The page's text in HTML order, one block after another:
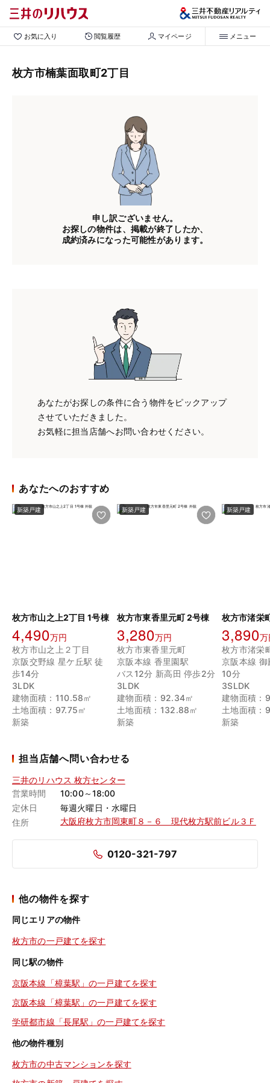
お気に入り 閲覧履歴 マイページ メニュー
枚方市楠葉面取町2丁目
申し訳ございません。
お探しの物件は、掲載が終了したか、
成約済みになった可能性があります。
あなたがお探しの条件に合う物件をピックアップ
させていただきました。
お気軽に担当店舗へお問い合わせください。
あなたへのおすすめ
新築戸建
枚方市山之上2丁目 1号棟
4,490万円
枚方市山之上２丁目
京阪交野線 星ケ丘駅 徒
歩14分
3LDK
建物面積：110.58㎡
土地面積：97.75㎡
新築
新築戸建
枚方市東香里元町 2号棟
3,280万円
枚方市東香里元町
京阪本線 香里園駅
バス12分 新高田 停歩2分
3LDK
建物面積：92.34㎡
土地面積：132.88㎡
新築
新築戸建
枚方市渚栄
3,890万
枚方市渚栄
京阪本線
10分
3SLDK
建物面積：
土地面積：
新築
担当店舗へ問い合わせる
三井のリハウス 枚方センター
営業時間
10:00～18:00
定休日
毎週火曜日・水曜日
住所
大阪府枚方市岡東町８－６ 現代枚方駅前ビル３Ｆ
0120-321-797
他の物件を探す
同じエリアの物件
枚方市の一戸建てを探す
同じ駅の物件
京阪本線「樟葉駅」の一戸建てを探す
京阪本線「樟葉駅」の一戸建てを探す
学研都市線「長尾駅」の一戸建てを探す
他の物件種別
枚方市の中古マンションを探す